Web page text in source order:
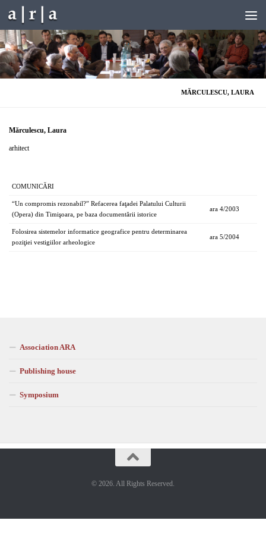
Skip to content
MĂRCULESCU, LAURA
Mărculescu, Laura
arhitect
COMUNICĂRI
“Un compromis rezonabil?” Refacerea faţadei Palatului Culturii
(Opera) din Timişoara, pe baza documentării istorice
ara 4/2003
Folosirea sistemelor informatice geografice pentru determinarea
poziţiei vestigiilor arheologice
ara 5/2004
Association ARA
Publishing house
Symposium
© 2026. All Rights Reserved.